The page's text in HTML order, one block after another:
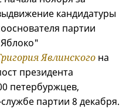
кандидатуры
партии
Явлинскогона
президента
петербуржцев,
партии 8 декабря.